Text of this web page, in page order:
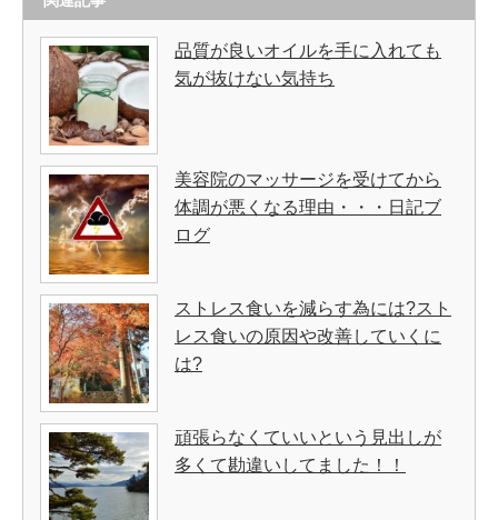
品質が良いオイルを手に入れても
気が抜けない気持ち
美容院のマッサージを受けてから
体調が悪くなる理由・・・日記ブ
ログ
ストレス食いを減らす為には?スト
レス食いの原因や改善していくに
は?
頑張らなくていいという見出しが
多くて勘違いしてました！！